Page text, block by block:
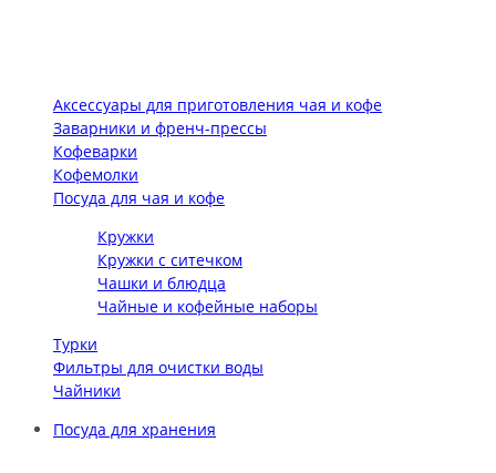
Аксессуары для приготовления чая и кофе
Заварники и френч-прессы
Кофеварки
Кофемолки
Посуда для чая и кофе
Кружки
Кружки с ситечком
Чашки и блюдца
Чайные и кофейные наборы
Турки
Фильтры для очистки воды
Чайники
Посуда для хранения